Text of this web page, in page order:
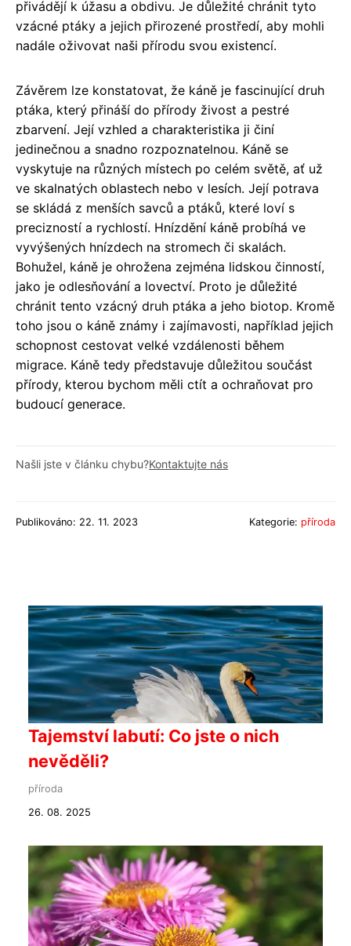
přivádějí k úžasu a obdivu. Je důležité chránit tyto
vzácné ptáky a jejich přirozené prostředí, aby mohli
nadále oživovat naši přírodu svou existencí.
Závěrem lze konstatovat, že káně je fascinující druh
ptáka, který přináší do přírody živost a pestré
zbarvení. Její vzhled a charakteristika ji činí
jedinečnou a snadno rozpoznatelnou. Káně se
vyskytuje na různých místech po celém světě, ať už
ve skalnatých oblastech nebo v lesích. Její potrava
se skládá z menších savců a ptáků, které loví s
precizností a rychlostí. Hnízdění káně probíhá ve
vyvýšených hnízdech na stromech či skalách.
Bohužel, káně je ohrožena zejména lidskou činností,
jako je odlesňování a lovectví. Proto je důležité
chránit tento vzácný druh ptáka a jeho biotop. Kromě
toho jsou o káně známy i zajímavosti, například jejich
schopnost cestovat velké vzdálenosti během
migrace. Káně tedy představuje důležitou součást
přírody, kterou bychom měli ctít a ochraňovat pro
budoucí generace.
Našli jste v článku chybu?Kontaktujte nás
Publikováno: 22. 11. 2023 Kategorie: příroda
Tajemství labutí: Co jste o nich
nevěděli?
příroda
26. 08. 2025